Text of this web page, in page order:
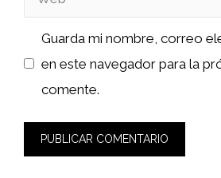
Guarda mi nombre, correo
en este navegador para la
comente.